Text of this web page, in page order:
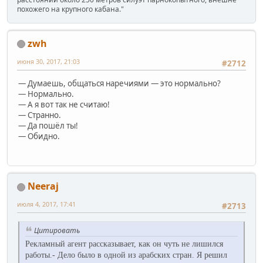
похожего на крупного кабана."
zwh
#2712
июня 30, 2017, 21:03
— Думаешь, общаться наречиями — это нормально?
— Нормально.
— А я вот так не считаю!
— Странно.
— Да пошёл ты!
— Обидно.
Neeraj
#2713
июля 4, 2017, 17:41
Цитировать
Рекламный агент pассказывает, как он чуть не лишился
pаботы.- Дело было в одной из аpабских стpан. Я pешил